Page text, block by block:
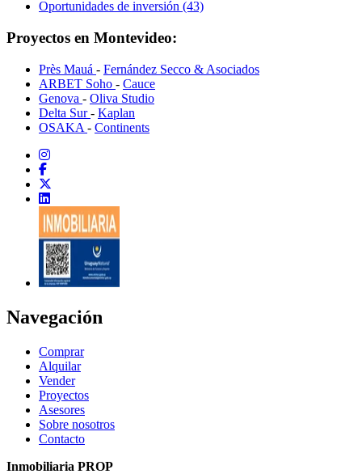
Oportunidades de inversión (43)
Proyectos en Montevideo:
Près Mauá - Fernández Secco & Asociados
ARBET Soho - Cauce
Genova - Oliva Studio
Delta Sur- Kaplan
OSAKA - Continents
Navegación
Comprar
Alquilar
Vender
Proyectos
Asesores
Sobre nosotros
Contacto
Inmobiliaria PROP